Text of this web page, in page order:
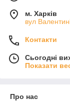
м. Харків
вул
Контакти
Сьогодні
Показати
Про нас